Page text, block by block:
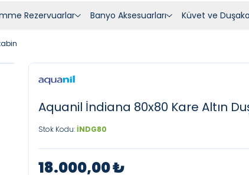
Rezervuarlar Banyo Aksesuarları Küvet ve
Aquanil İndiana 80x80 Kare Altın
Stok Kodu:İNDG80
18.000,00₺